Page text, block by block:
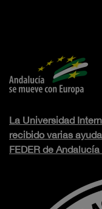
La Universidad
recibido varias
FEDER de